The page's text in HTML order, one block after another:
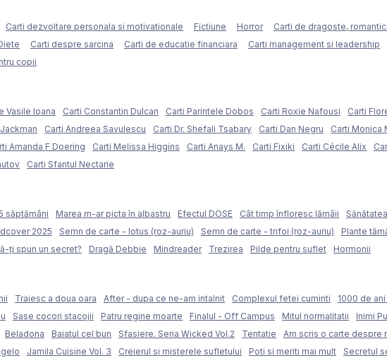
Carti dezvoltare personala si motivationale Fictiune Horror Carti de dragoste,
Carti despre sarcina Carti de educatie financiara Carti management si leadership
copii
Vasile Ioana Carti Constantin Dulcan Carti Parintele Dobos Carti Roxie Nafousi Carti
Carti Andreea Savulescu Carti Dr. Shefali Tsabary Carti Dan Negru Carti Monica
Amanda F Doering Carti Melissa Higgins Carti Anays M. Carti Fixiki Carti Cécile Alix
Carti Sfantul Nectarie
săptămâni Marea m-ar picta în albastru Efectul DOSE Cât timp înfloresc lămâii
2025 Semn de carte - lotus (roz-auriu) Semn de carte - trifoi (roz-auriu) Plante
ți spun un secret? Dragă Debbie Mindreader Trezirea Pilde pentru suflet Hormonii
Traiesc a doua oara After - dupa ce ne-am intalnit Complexul fetei cuminti
1000 de
Sase cocori stacojii Patru regine moarte Finalul - Off Campus Mitul normalitatii Inimi
Beladona Baiatul cel bun Sfasiere. Seria Wicked Vol.2 Tentatie Am scris o carte despre
Jamila Cuisine Vol. 3 Creierul si misterele sufletului Poti si meriti mai mult Secretul